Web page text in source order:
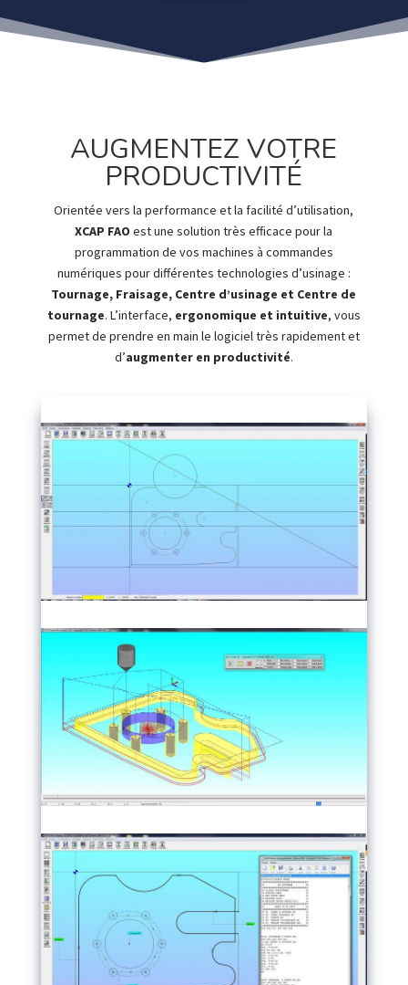
AUGMENTEZ VOTRE
PRODUCTIVITÉ
Orientée vers la performance et la facilité d’utilisation,
XCAP FAO est une solution très efficace pour la
programmation de vos machines à commandes
numériques pour différentes technologies d’usinage :
Tournage, Fraisage, Centre d’usinage et Centre de
tournage. L’interface, ergonomique et intuitive, vous
permet de prendre en main le logiciel très rapidement et
d’augmenter en productivité.